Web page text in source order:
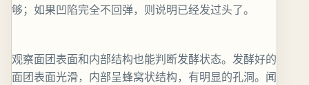
够；如果凹陷完全不回弹，则说明已经发过头了。
观察面团表面和内部结构也能判断发酵状态。发酵好的
面团表面光滑，内部呈蜂窝状结构，有明显的孔洞。闻